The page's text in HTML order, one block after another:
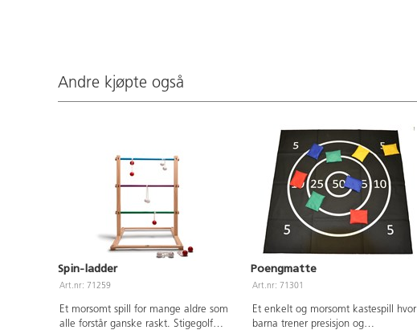
Andre kjøpte også
Spin-ladder
Art.nr: 71259
Et morsomt spill for mange aldre som
alle forstår ganske raskt. Stigegolf
Poengmatte
Art.nr: 71301
Et enkelt og morsomt kastespill hvor
barna trener presisjon og